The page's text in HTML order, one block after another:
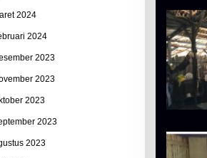
2024
2024
2023
2023
2023
2023
2023